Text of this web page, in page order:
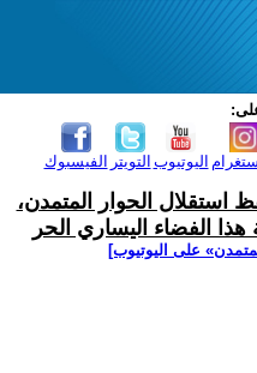
الفيسبوك التويتر اليوتيوب
استقلال الحوار المتمدن،
الفضاء اليساري الحر
على اليوتيوب]